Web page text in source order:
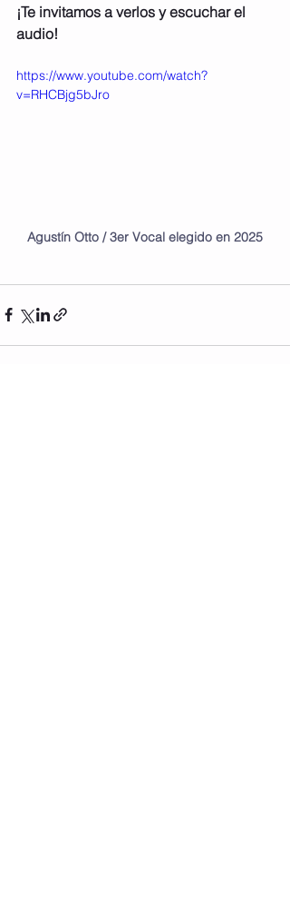
¡Te invitamos a verlos y escuchar el
audio!
https://www.youtube.com/watch?
v=RHCBjg5bJro
Agustín Otto / 3er Vocal elegido en 2025